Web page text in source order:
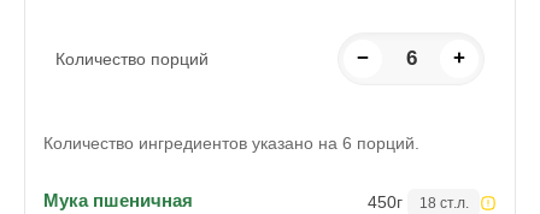
Количество порций − 6 +
Количество ингредиентов указано на 6 порций.
Мука пшеничная 450г 18 ст.л.